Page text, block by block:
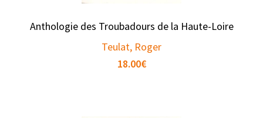
Anthologie des Troubadours de la Haute-Loire
Teulat, Roger
18.00€